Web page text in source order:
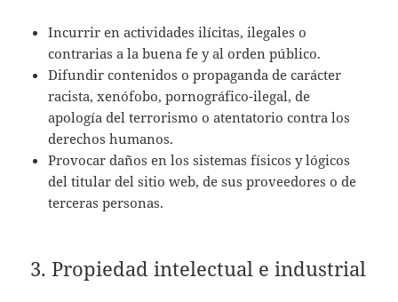
Incurrir en actividades ilícitas, ilegales o
contrarias a la buena fe y al orden público.
Difundir contenidos o propaganda de carácter
racista, xenófobo, pornográfico-ilegal, de
apología del terrorismo o atentatorio contra los
derechos humanos.
Provocar daños en los sistemas físicos y lógicos
del titular del sitio web, de sus proveedores o de
terceras personas.
3. Propiedad intelectual e industrial